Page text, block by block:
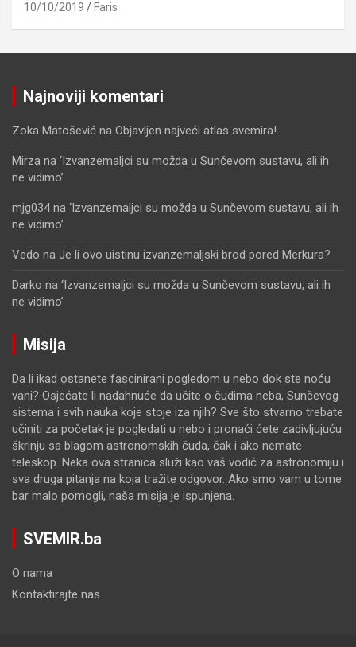
10/10/2019 Faris
Najnoviji komentari
Zoka Matošević na Objavljen najveći atlas svemira!
Mirza na ‘Izvanzemaljci su možda u Sunčevom sustavu, ali ih
ne vidimo’
mjg034na ‘Izvanzemaljci su možda u Sunčevom sustavu, ali ih
ne vidimo’
Vedo na Je li ovo uistinu izvanzemaljski brod pored Merkura?
Darko na ‘Izvanzemaljci su možda u Sunčevom sustavu, ali ih
ne vidimo’
Misija
Da li ikad ostanete fascinirani pogledom u nebo dok ste noću
vani? Osjećate li nadahnuće da učite o čudima neba, Sunčevog
sistema i svih nauka koje stoje iza njih? Sve što stvarno trebate
učiniti za početak je pogledati u nebo i pronaći ćete zadivljujuću
škrinju sa blagom astronomskih čuda, čak i ako nemate
teleskop. Neka ova stranica služi kao vaš vodič za astronomiju i
sva druga pitanja na koja tražite odgovor. Ako smo vam u tome
bar malo pomogli, naša misija je ispunjena.
SVEMIR.ba
O nama
Kontaktirajte nas